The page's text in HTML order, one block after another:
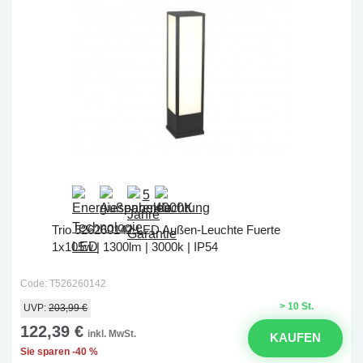
Trio 526260142 LED Außen-Leuchte Fuerte
1x105w | 1300lm | 3000k | IP54
Code: T526260142
> 10 St.
UVP: 203,99 €
122,39 € inkl. MwSt.
Sie sparen -40 %
KAUFEN